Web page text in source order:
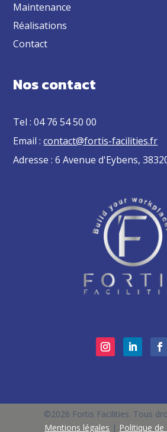
Maintenance
Réalisations
Contact
Nos contact
Tel : 04 76 54 50 00
Email :contact@fortis-facilities.fr
Adresse : 6 Avenue d'Eybens,
©2026 Fortis Facilities. Tous
Mentions légales | Politique